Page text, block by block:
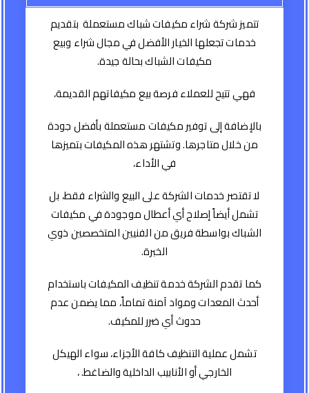
تتميز شركة شراء مكيفات شباك مستعملة بتقديم
خدمات تجعلها الخيار الأفضل في مجال شراء وبيع
مكيفات الشباك بحالة جيدة.
فهي تتيح للعملاء فرصة بيع مكيفاتهم القديمة،
بالإضافة إلى توفير مكيفات مستعملة بأفضل جودة
من خلال متاجرها. وتشتهر هذه المكيفات بتميزها
في الأداء،
لا تقتصر خدمات الشركة على البيع والشراء فقط، بل
تشمل أيضاً إصلاح أي أعطال موجودة في مكيفات
الشباك بواسطة فريق من الفنيين المتخصصين ذوي
الخبرة.
كما تقدم الشركة خدمة تنظيف المكيفات باستخدام
أحدث المعدات ومواد آمنة تماماً، مما يضمن عدم
حدوث أي ضرر للمكيف.
تشمل عملية التنظيف كافة الأجزاء، سواء الهيكل
الخارجي أو الأنابيب الداخلية والضاغط. ،